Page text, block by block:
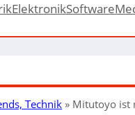
ElektronikSoftware
Technik» Mitutoyo ist